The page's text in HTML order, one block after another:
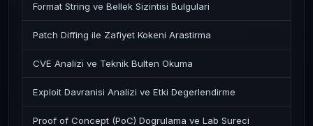
Format String ve Bellek Sizintisi Bulgulari
Patch Diffing ile Zafiyet Kokeni Arastirma
CVE Analizi ve Teknik Bulten Okuma
Exploit Davranisi Analizi ve Etki Degerlendirme
Proof of Concept (PoC) Dogrulama ve Lab Sureci